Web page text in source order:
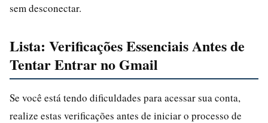
sem desconectar.
Lista: Verificações Essenciais Antes de
Tentar Entrar no Gmail
Se você está tendo dificuldades para acessar sua conta,
realize estas verificações antes de iniciar o processo de